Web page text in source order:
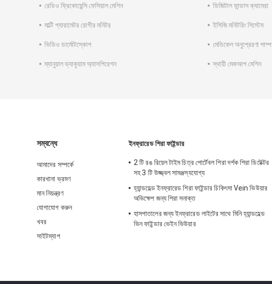
রেডিও ফ্রিকোয়েন্সি ফেসিয়াল মেশিন ডিজিটাল ফান্ডাস ক্যামেরা
মাল্টি প্যারামেটর রোগীর মনিটর ইসিজি মনিটরিং সিস্টেম
ভিডিও ডার্মোটস্কোপ মেডিকেল অনুপ্রেরণা পাম্প
ম্যানুয়াল ভ্যাকুয়াম অ্যাসপিরেশন স্থায়ী মেকআপ মেশিন
সম্বন্ধে
আমাদের সম্পর্কে
কারখানা ভ্রমণ
মান নিয়ন্ত্রণ
যোগাযোগ করুন
খবর
সাইটম্যাপ
ইনফ্রারেড শিরা ফাইন্ডার
2 টি রঙ রিয়েল টাইম চিত্র পোর্টেবল শিরা দর্শক শিরা ডিটেক্টর
সহ 3 টি উজ্জ্বল সামঞ্জস্যযোগ্য
হ্যান্ডহেল্ড ইনফ্রারেড শিরা ফাইন্ডার চিকিৎসা Vein ভিউয়ার
অভিক্ষেপ জন্য শিরা সনাক্ত
হাসপাতালের জন্য ইনফ্রারেড লাইটের সাথে মিনি হ্যান্ডহেল্ড
ভিন ফাইন্ডার ভেইন ভিউয়ার